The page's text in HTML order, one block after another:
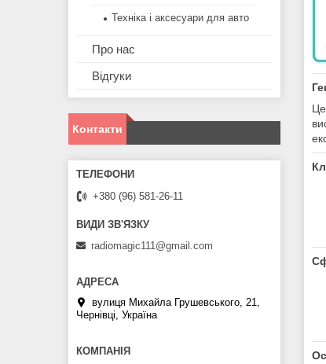
Техніка і аксесуари для авто
Про нас
Відгуки
Контакти
+380 (96) 581-26-11
radiomagic111@gmail.com
вулиця Михайла Грушевського, 21,
Чернівці, Україна